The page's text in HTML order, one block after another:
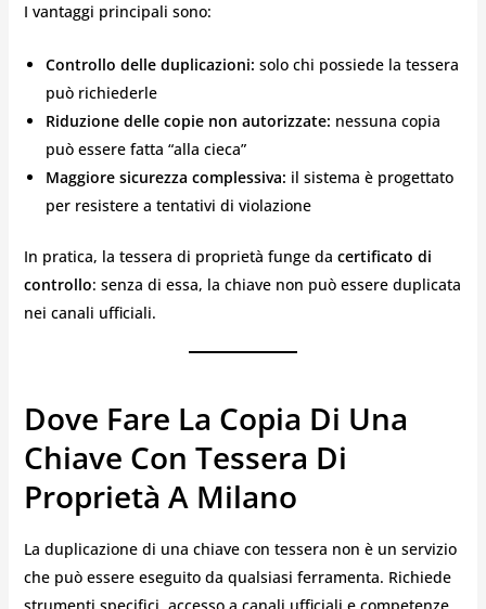
I vantaggi principali sono:
Controllo delle duplicazioni: solo chi possiede la tessera
può richiederle
Riduzione delle copie non autorizzate: nessuna copia
può essere fatta “alla cieca”
Maggiore sicurezza complessiva: il sistema è progettato
per resistere a tentativi di violazione
In pratica, la tessera di proprietà funge da certificato di
controllo: senza di essa, la chiave non può essere duplicata
nei canali ufficiali.
Dove Fare La Copia Di Una
Chiave Con Tessera Di
Proprietà A Milano
La duplicazione di una chiave con tessera non è un servizio
che può essere eseguito da qualsiasi ferramenta. Richiede